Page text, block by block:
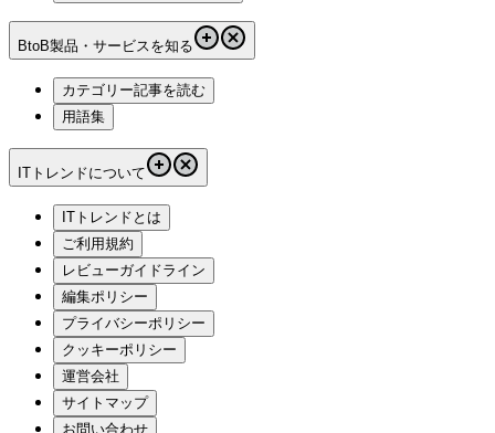
BtoB製品・サービスを知る
カテゴリー記事を読む
用語集
ITトレンドについて
ITトレンドとは
ご利用規約
レビューガイドライン
編集ポリシー
プライバシーポリシー
クッキーポリシー
運営会社
サイトマップ
お問い合わせ